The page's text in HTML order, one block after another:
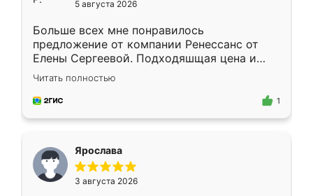
5 августа 2026
Больше всех мне понравилось
предложение от компании Ренессанс от
Елены Сергеевой. Подходяшщая цена и
короткие сроки изготовления. Приехавший
для замера сотрудник Владислав
предложил по моему эскизу самый
Читать полностью
1
Ярослава
3 августа 2026